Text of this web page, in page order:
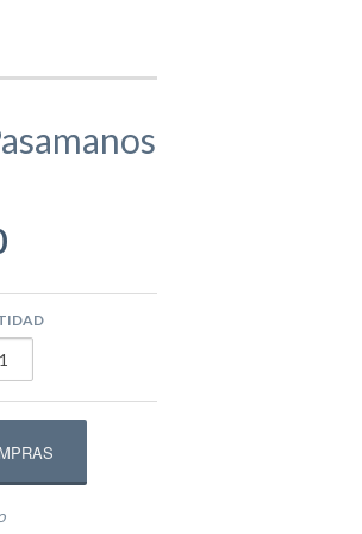
para Plazas